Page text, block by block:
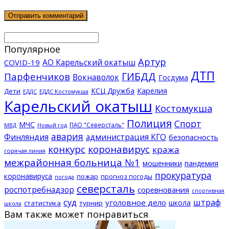
Популярное
COVID-19 АО Карельский окатыш Артур
Парфенчиков Вокнаволок ГИБДД Госдума ДТП
Дети ЕДДС ЕДДС Костомукша КСЦ Дружба Карелия
Карельский окатыш Костомукша
МВД МЧС Новый год ПАО "Северсталь" Полиция Спорт
Финляндия авария администрация КГО безопасность
горячая линия конкурс коронавирус кража
межрайонная больница №1 мошенники пандемия
коронавируса погода пожар прогноз погоды прокуратура
роспотребнадзор северсталь соревнования спортивная
школа статистика суд турнир уголовное дело школа штраф
Вам также может понравиться